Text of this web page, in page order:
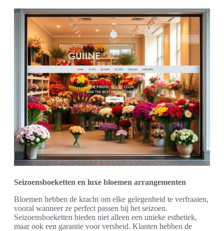
Seizoensboeketten en luxe bloemen arrangementen
Bloemen hebben de kracht om elke gelegenheid te verfraaien,
vooral wanneer ze perfect passen bij het seizoen.
Seizoensboeketten bieden niet alleen een unieke esthetiek,
maar ook een garantie voor versheid. Klanten hebben de